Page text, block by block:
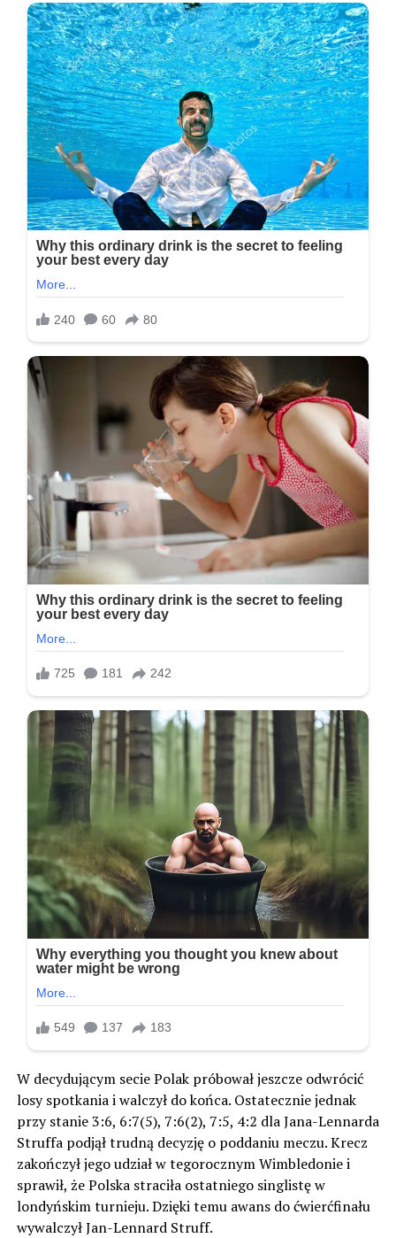
W decydującym secie Polak próbował jeszcze odwrócić
losy spotkania i walczył do końca. Ostatecznie jednak
przy stanie 3:6, 6:7(5), 7:6(2), 7:5, 4:2 dla Jana-Lennarda
Struffa podjął trudną decyzję o poddaniu meczu. Krecz
zakończył jego udział w tegorocznym Wimbledonie i
sprawił, że Polska straciła ostatniego singlistę w
londyńskim turnieju. Dzięki temu awans do ćwierćfinału
wywalczył Jan-Lennard Struff.